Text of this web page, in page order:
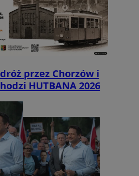
przez Chorzów i
HUTBANA 2026